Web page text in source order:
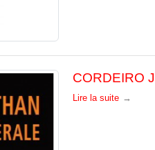
CORDEIRO J
Lire la suite